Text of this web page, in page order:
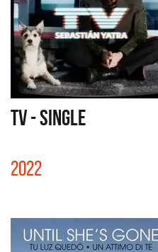
TV - SINGLE
2022